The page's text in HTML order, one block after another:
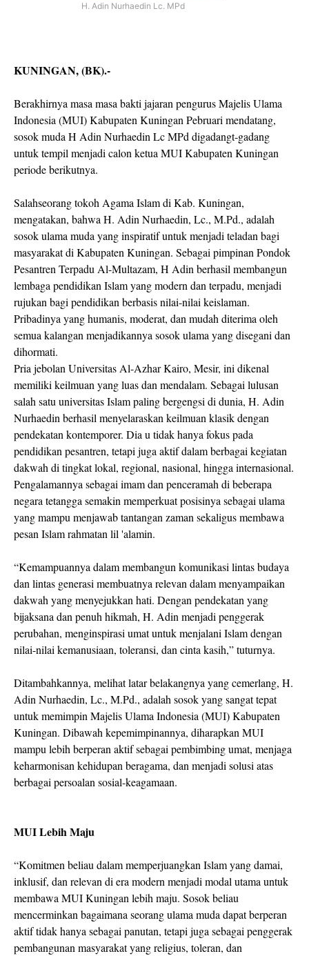
H. Adin Nurhaedin Lc. MPd
KUNINGAN, (BK).-
Berakhirnya masa masa bakti jajaran pengurus Majelis Ulama
Indonesia (MUI) Kabupaten Kuningan Pebruari mendatang,
sosok muda H Adin Nurhaedin Lc MPd digadangt-gadang
untuk tempil menjadi calon ketua MUI Kabupaten Kuningan
periode berikutnya.
Salahseorang tokoh Agama Islam di Kab. Kuningan,
mengatakan, bahwa H. Adin Nurhaedin, Lc., M.Pd., adalah
sosok ulama muda yang inspiratif untuk menjadi teladan bagi
masyarakat di Kabupaten Kuningan. Sebagai pimpinan Pondok
Pesantren Terpadu Al-Multazam, H Adin berhasil membangun
lembaga pendidikan Islam yang modern dan terpadu, menjadi
rujukan bagi pendidikan berbasis nilai-nilai keislaman.
Pribadinya yang humanis, moderat, dan mudah diterima oleh
semua kalangan menjadikannya sosok ulama yang disegani dan
dihormati.
Pria jebolan Universitas Al-Azhar Kairo, Mesir, ini dikenal
memiliki keilmuan yang luas dan mendalam. Sebagai lulusan
salah satu universitas Islam paling bergengsi di dunia, H. Adin
Nurhaedin berhasil menyelaraskan keilmuan klasik dengan
pendekatan kontemporer. Dia u tidak hanya fokus pada
pendidikan pesantren, tetapi juga aktif dalam berbagai kegiatan
dakwah di tingkat lokal, regional, nasional, hingga internasional.
Pengalamannya sebagai imam dan penceramah di beberapa
negara tetangga semakin memperkuat posisinya sebagai ulama
yang mampu menjawab tantangan zaman sekaligus membawa
pesan Islam rahmatan lil 'alamin.
“Kemampuannya dalam membangun komunikasi lintas budaya
dan lintas generasi membuatnya relevan dalam menyampaikan
dakwah yang menyejukkan hati. Dengan pendekatan yang
bijaksana dan penuh hikmah, H. Adin menjadi penggerak
perubahan, menginspirasi umat untuk menjalani Islam dengan
nilai-nilai kemanusiaan, toleransi, dan cinta kasih,” tuturnya.
Ditambahkannya, melihat latar belakangnya yang cemerlang, H.
Adin Nurhaedin, Lc., M.Pd., adalah sosok yang sangat tepat
untuk memimpin Majelis Ulama Indonesia (MUI) Kabupaten
Kuningan. Dibawah kepemimpinannya, diharapkan MUI
mampu lebih berperan aktif sebagai pembimbing umat, menjaga
keharmonisan kehidupan beragama, dan menjadi solusi atas
berbagai persoalan sosial-keagamaan.
MUI Lebih Maju
“Komitmen beliau dalam memperjuangkan Islam yang damai,
inklusif, dan relevan di era modern menjadi modal utama untuk
membawa MUI Kuningan lebih maju. Sosok beliau
mencerminkan bagaimana seorang ulama muda dapat berperan
aktif tidak hanya sebagai panutan, tetapi juga sebagai penggerak
pembangunan masyarakat yang religius, toleran, dan